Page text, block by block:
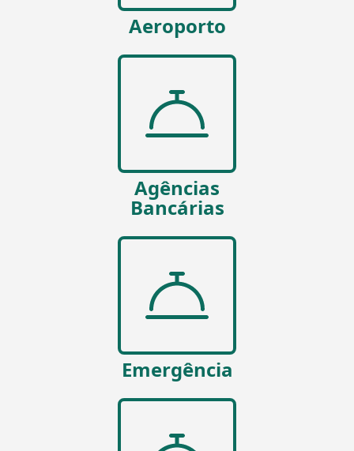
Aeroporto
Agências
Bancárias
Emergência